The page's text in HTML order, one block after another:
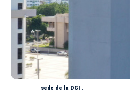
sede de la DGII.